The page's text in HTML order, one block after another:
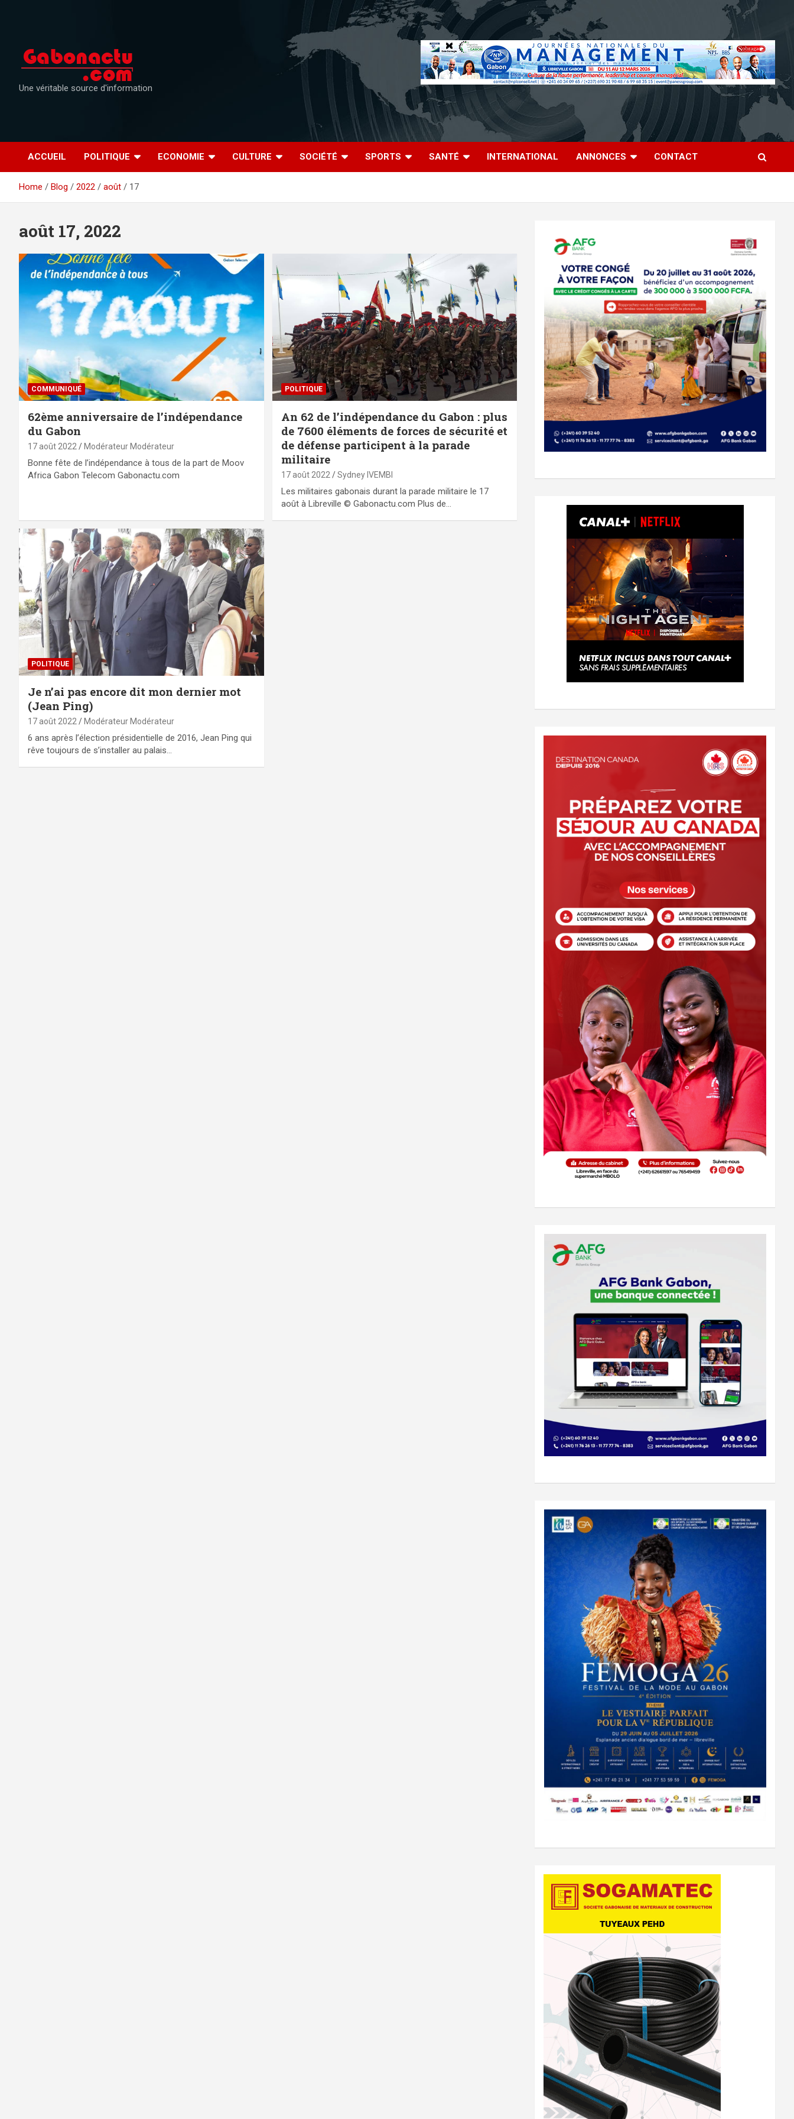
Une véritable source d'information
ACCUEIL POLITIQUE ECONOMIE CULTURE SOCIÉTÉ SPORTS SANTÉ INTERNATIONAL ANNONCES CONTACT
Home Blog 2022 août 17
août 17, 2022
COMMUNIQUÉ
62ème anniversaire de l’indépendance
du Gabon
17 août 2022 Modérateur Modérateur
Bonne fête de l’indépendance à tous de la part de Moov
Africa Gabon Telecom Gabonactu.com
POLITIQUE
An 62 de l’indépendance du Gabon : plus
de 7600 éléments de forces de sécurité et
de défense participent à la parade
militaire
17 août 2022 Sydney IVEMBI
Les militaires gabonais durant la parade militaire le 17
août à Libreville © Gabonactu.com Plus de…
POLITIQUE
Je n’ai pas encore dit mon dernier mot
(Jean Ping)
17 août 2022 Modérateur Modérateur
6 ans après l’élection présidentielle de 2016, Jean Ping qui
rêve toujours de s’installer au palais…